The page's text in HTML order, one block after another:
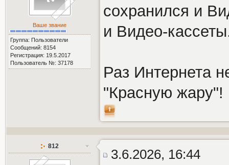
Ваше звание
Группа: Пользователи
Сообщений: 8154
Регистрация: 19.5.2017
Пользователь №: 37178
сохранился и
и Видео-
Раз Интернета
"Красную жару"!
812
3.6.2026, 16:44